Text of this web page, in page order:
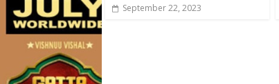
September 22, 2023